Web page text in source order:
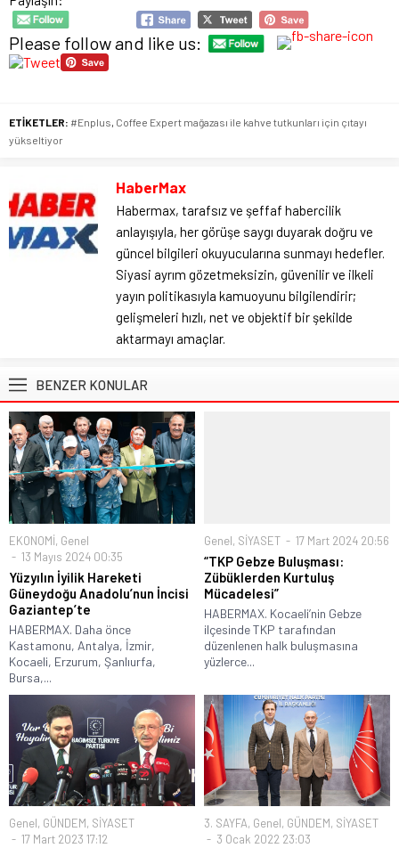
Please follow and like us:
ETİKETLER: #Enplus, Coffee Expert mağazası ile kahve tutkunları için çıtayı
yükseltiyor
HaberMax
Habermax, tarafsız ve şeffaf habercilik
anlayışıyla, her görüşe saygı duyarak doğru ve
güncel bilgileri okuyucularına sunmayı hedefler.
Siyasi ayrım gözetmeksizin, güvenilir ve ilkeli
yayın politikasıyla kamuoyunu bilgilendirir;
gelişmeleri hızlı, net ve objektif bir şekilde
aktarmayı amaçlar.
BENZER KONULAR
EKONOMİ, Genel
13 Mayıs 2024 00:35
Yüzyılın İyilik Hareketi
Güneydoğu Anadolu’nun İncisi
Gaziantep’te
HABERMAX. Daha önce
Kastamonu, Antalya, İzmir,
Kocaeli, Erzurum, Şanlıurfa,
Bursa,...
Genel, SİYASET 17 Mart 2024 20:56
“TKP Gebze Buluşması:
Zübüklerden Kurtuluş
Mücadelesi”
HABERMAX. Kocaeli’nin Gebze
ilçesinde TKP tarafından
düzenlenen halk buluşmasına
yüzlerce...
Genel, GÜNDEM, SİYASET
17 Mart 2023 17:12
3. SAYFA, Genel, GÜNDEM, SİYASET
3 Ocak 2022 23:03